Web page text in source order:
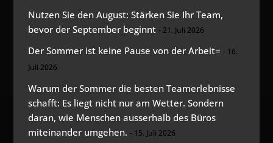
Nutzen Sie den August: Stärken Sie Ihr Team,
bevor der September beginnt
21. Juli 2026
Der Sommer ist keine Pause von der Arbeit=
16.
Juli 2026
Warum der Sommer die besten Teamerlebnisse
schafft: Es liegt nicht nur am Wetter. Sondern
daran, wie Menschen ausserhalb des Büros
miteinander umgehen.
15. Juli 2026